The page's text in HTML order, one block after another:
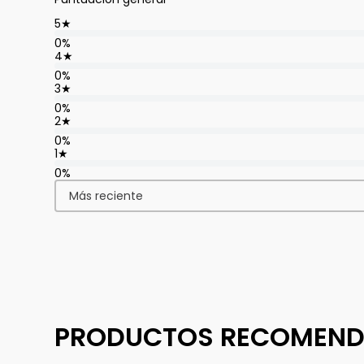
5★
0%
4★
0%
3★
0%
2★
0%
1★
0%
Más reciente
PRODUCTOS